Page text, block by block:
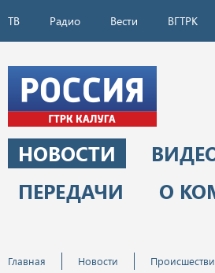
ТВ Радио Вести ВГТРК
НОВОСТИ
ПЕРЕДАЧИ
О
Главная Новости